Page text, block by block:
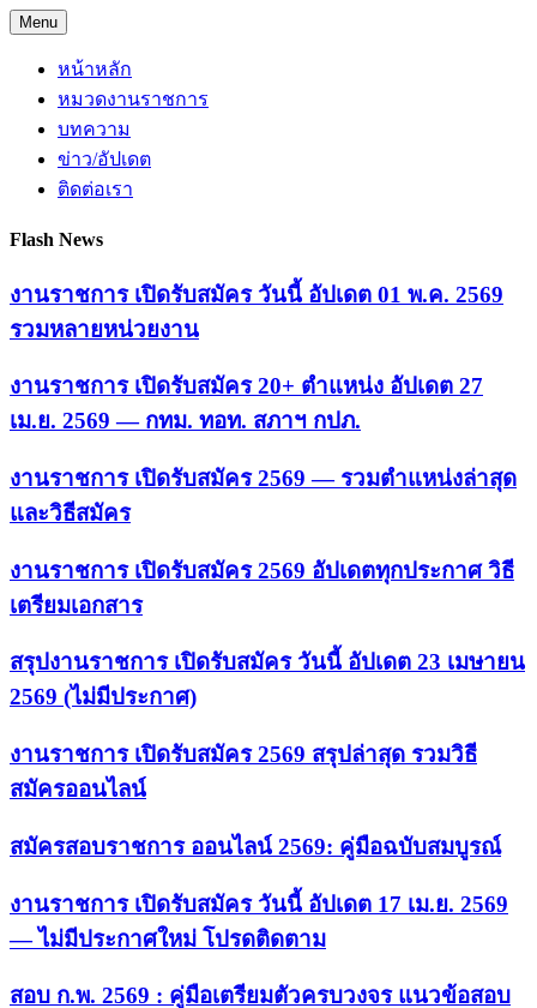
Skip
to
content
Menu
หน้าหลัก
หมวดงานราชการ
บทความ
ข่าว/อัปเดต
ติดต่อเรา
Flash News
งานราชการ เปิดรับสมัคร วันนี้ อัปเดต 01 พ.ค. 2569
รวมหลายหน่วยงาน
งานราชการ เปิดรับสมัคร 20+ ตำแหน่ง อัปเดต 27
เม.ย. 2569 — กทม. ทอท. สภาฯ กปภ.
งานราชการ เปิดรับสมัคร 2569 — รวมตำแหน่งล่าสุด
และวิธีสมัคร
งานราชการ เปิดรับสมัคร 2569 อัปเดตทุกประกาศ วิธี
เตรียมเอกสาร
สรุปงานราชการ เปิดรับสมัคร วันนี้ อัปเดต 23 เมษายน
2569 (ไม่มีประกาศ)
งานราชการ เปิดรับสมัคร 2569 สรุปล่าสุด รวมวิธี
สมัครออนไลน์
สมัครสอบราชการ ออนไลน์ 2569: คู่มือฉบับสมบูรณ์
งานราชการ เปิดรับสมัคร วันนี้ อัปเดต 17 เม.ย. 2569
— ไม่มีประกาศใหม่ โปรดติดตาม
สอบ ก.พ. 2569 : คู่มือเตรียมตัวครบวงจร แนวข้อสอบ